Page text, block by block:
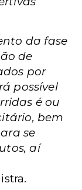
da fase
de
por
possível
é ou
bem
se
aí